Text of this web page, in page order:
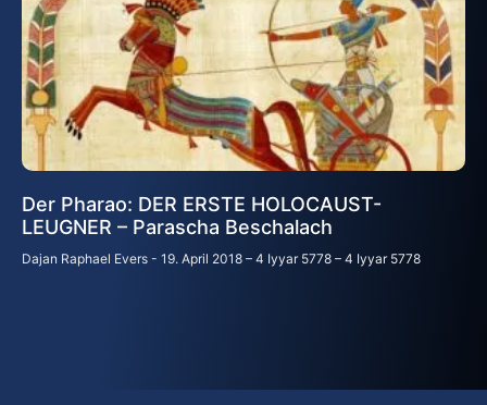
Der Pharao: DER ERSTE HOLOCAUST-
LEUGNER – Parascha Beschalach
Dajan Raphael Evers 19. April 2018 – 4 Iyyar 5778 – 4 Iyyar 5778